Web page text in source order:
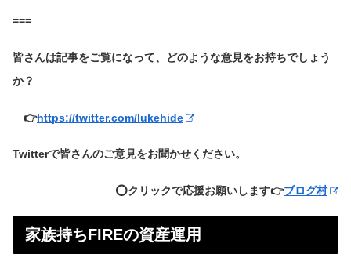
===
皆さんは記事をご覧になって、どのような意見をお持ちでしょう
か？
👉https://twitter.com/lukehide
Twitterで皆さんのご意見をお聞かせください。
⭕️クリックで応援お願いします👉ブログ村
家族持ちFIREの資産運用